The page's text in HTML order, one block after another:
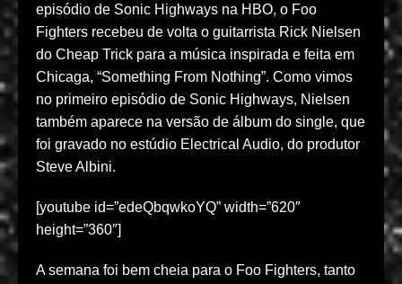
episódio de Sonic Highways na HBO, o Foo
Fighters recebeu de volta o guitarrista Rick Nielsen
do Cheap Trick para a música inspirada e feita em
Chicaga, “Something From Nothing”. Como vimos
no primeiro episódio de Sonic Highways, Nielsen
também aparece na versão de álbum do single, que
foi gravado no estúdio Electrical Audio, do produtor
Steve Albini.
[youtube id=”edeQbqwkoYQ” width=”620″
height=”360″]
A semana foi bem cheia para o Foo Fighters, tanto